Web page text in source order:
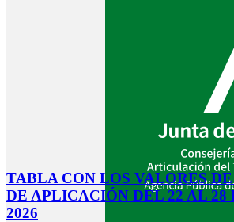
TABLA CON LOS VALORES
DE APLICACIÓN DEL 22 AL 28
2026